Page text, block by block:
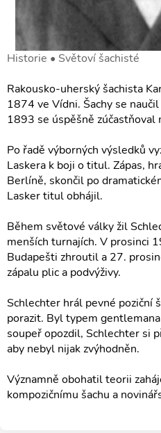
Historie • Světoví šachisté
Rakousko-uherský šachista
1874 ve Vídni. Šachy se
1893 se úspěšně zúčastňoval
Po řadě výborných výsledků
Laskera k boji o titul. Zápas,
Berlíně, skončil po
Lasker titul obhájil.
Během světové války žil
menších turnajích. V prosinci
Budapešti zhroutil a 27.
zápalu plic a podvýživy.
Schlechter hrál pevné poziční
porazit. Byl typem
soupeř opozdil, Schlechter si
aby nebyl nijak zvýhodněn.
Významně obohatil teorii
kompozičnímu šachu a